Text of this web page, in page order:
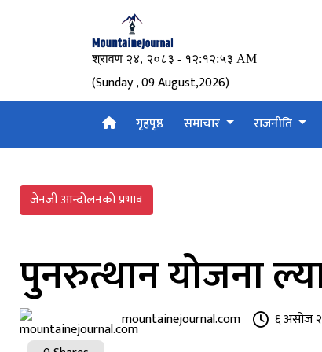
(Sunday , 09 August,2026)
गृहपृष्ठ
समाचार राजनीति
जेनजी आन्दोलनको प्रभाव
पुनरुत्थान योजना
mountainejournal.com
६ असोज